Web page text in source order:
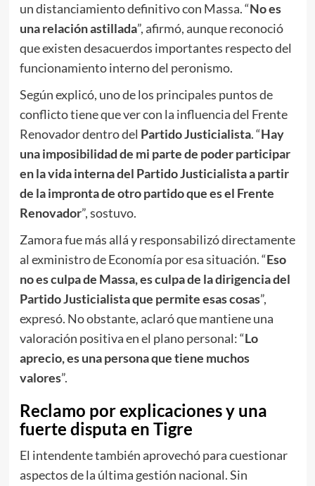
un distanciamiento definitivo con Massa. “No es
una relación astillada”, afirmó, aunque reconoció
que existen desacuerdos importantes respecto del
funcionamiento interno del peronismo.
Según explicó, uno de los principales puntos de
conflicto tiene que ver con la influencia del Frente
Renovador dentro del Partido Justicialista. “Hay
una imposibilidad de mi parte de poder participar
en la vida interna del Partido Justicialista a partir
de la impronta de otro partido que es el Frente
Renovador”, sostuvo.
Zamora fue más allá y responsabilizó directamente
al exministro de Economía por esa situación. “Eso
no es culpa de Massa, es culpa de la dirigencia del
Partido Justicialista que permite esas cosas”,
expresó. No obstante, aclaró que mantiene una
valoración positiva en el plano personal: “Lo
aprecio, es una persona que tiene muchos
valores”.
Reclamo por explicaciones y una
fuerte disputa en Tigre
El intendente también aprovechó para cuestionar
aspectos de la última gestión nacional. Sin